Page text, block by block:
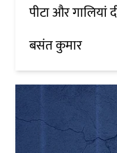
पीटा और गालियां
बसंत कुमार